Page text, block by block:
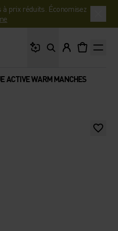
prix réduits. Économisez
ACTIVE WARM MANCHES